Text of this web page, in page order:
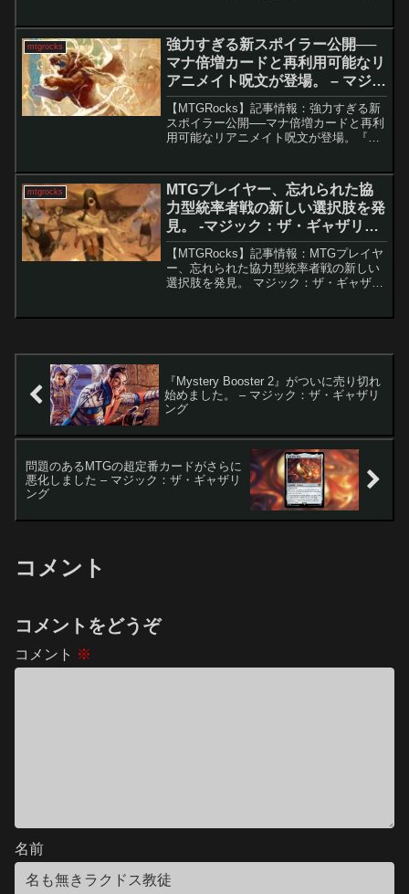
中でも、「Mitotic Ultimus」は...
mtgrocks
強力すぎる新スポイラー公開──
マナ倍増カードと再利用可能なリ
アニメイト呪文が登場。 – マジッ
ク：ザ・ギャザリング
【MTGRocks】記事情報：強力すぎる新
スポイラー公開──マナ倍増カードと再利
用可能なリアニメイト呪文が登場。『ス
強力な新カード群『ストリクスヘイヴン
の秘密』のプレビ...
mtgrocks
MTGプレイヤー、忘れられた協
力型統率者戦の新しい選択肢を発
見。 -マジック：ザ・ギャザリン
グ
【MTGRocks】記事情報：MTGプレイヤ
ー、忘れられた協力型統率者戦の新しい
選択肢を発見。 マジック：ザ・ギャザリ
『Mystery Booster 2』がついに売り切れ
始めました。 – マジック：ザ・ギャザリ
ング
問題のあるMTGの超定番カードがさらに
悪化しました – マジック：ザ・ギャザリ
ング
コメント
コメントをどうぞ
コメント ※
名前